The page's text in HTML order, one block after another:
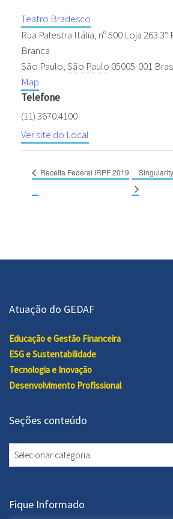
Teatro Bradesco
Rua Palestra Itália, nº 500 Loja 263 3°
Branca
São Paulo,São Paulo 05005-001
Map
Telefone
(11) 3670.4100
Ver site do Local
Receita Federal IRPF 2019
Atuação do GEDAF
Educação e Gestão Financeira
ESG e Sustentabilidade
Tecnologia e Inovação
Desenvolvimento Profissional
Seções conteúdo
Seções
conteúdo
Fique Informado